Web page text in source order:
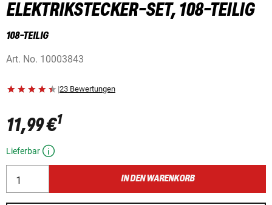
ELEKTRIKSTECKER-SET, 108-TEILIG
108-TEILIG
Art. No. 10003843
|23 Bewertungen
11,99 €1
Lieferbar
IN DEN WARENKORB